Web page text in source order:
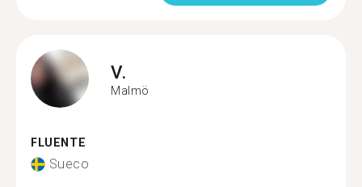
V.
Malmö
FLUENTE
Sueco